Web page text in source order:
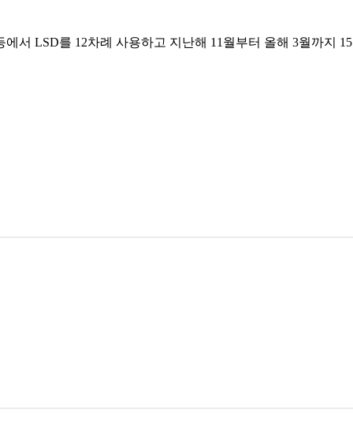
서 LSD를 12차례 사용하고 지난해 11월부터 올해 3월까지